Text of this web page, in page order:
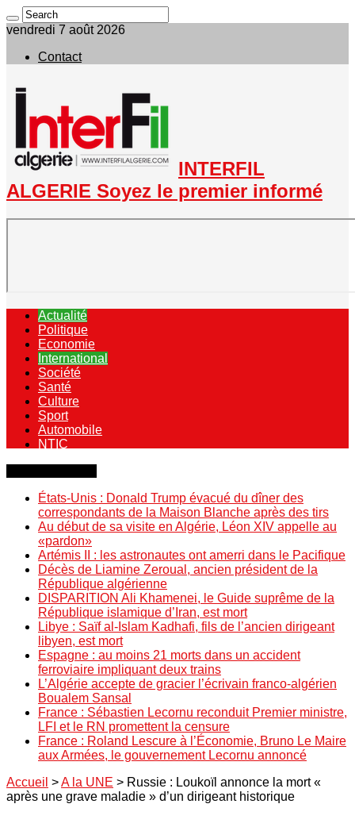
vendredi 7 août 2026
Contact
INTERFIL
ALGERIE Soyez le premier informé
Actualité
Politique
Economie
International
Société
Santé
Culture
Sport
Automobile
NTIC
États-Unis : Donald Trump évacué du dîner des
correspondants de la Maison Blanche après des tirs
Au début de sa visite en Algérie, Léon XIV appelle au
«pardon»
Artémis II : les astronautes ont amerri dans le Pacifique
Décès de Liamine Zeroual, ancien président de la
République algérienne
DISPARITION Ali Khamenei, le Guide suprême de la
République islamique d’Iran, est mort
Libye : Saïf al-Islam Kadhafi, fils de l’ancien dirigeant
libyen, est mort
Espagne : au moins 21 morts dans un accident
ferroviaire impliquant deux trains
L’Algérie accepte de gracier l’écrivain franco-algérien
Boualem Sansal
France : Sébastien Lecornu reconduit Premier ministre,
LFI et le RN promettent la censure
France : Roland Lescure à l’Économie, Bruno Le Maire
aux Armées, le gouvernement Lecornu annoncé
Accueil >A la UNE > Russie : Loukoïl annonce la mort «
après une grave maladie » d’un dirigeant historique